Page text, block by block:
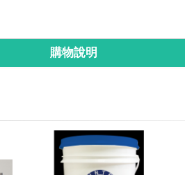
購物說明